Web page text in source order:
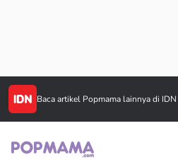
Baca artikel Popmama lainnya di